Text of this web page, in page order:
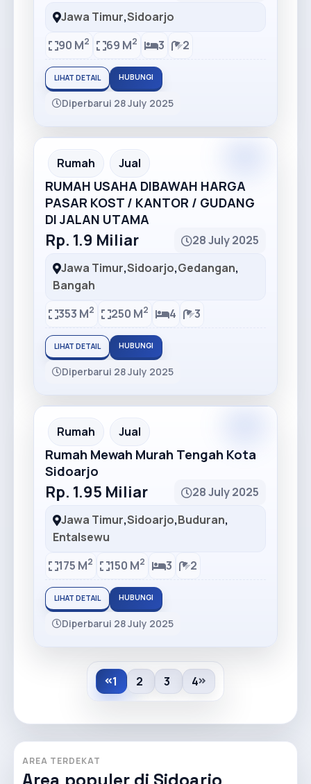
Jawa Timur,Sidoarjo
90 M2 69 M2 3 2
LIHAT DETAIL HUBUNGI
Diperbarui 28 July 2025
Rumah Jual
RUMAH USAHA DIBAWAH HARGA
PASAR KOST / KANTOR / GUDANG
DI JALAN UTAMA
Rp. 1.9 Miliar
28 July 2025
Jawa Timur,Sidoarjo,Gedangan,
Bangah
353 M2 250 M2 4 3
LIHAT DETAIL HUBUNGI
Diperbarui 28 July 2025
Recommended
Rumah Jual
Rumah Mewah Murah Tengah Kota
Sidoarjo
Rp. 1.95 Miliar
28 July 2025
Jawa Timur,Sidoarjo,Buduran,
Entalsewu
175 M2 150 M2 3 2
LIHAT DETAIL HUBUNGI
Diperbarui 28 July 2025
1 2 3 4
AREA TERDEKAT